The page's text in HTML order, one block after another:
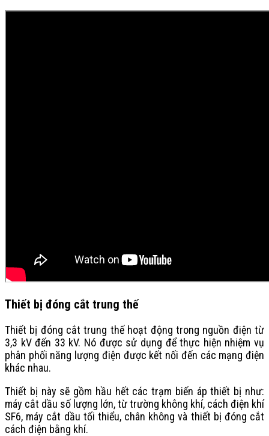
Thiết bị đóng cắt trung thế
Thiết bị đóng cắt trung thế hoạt động trong nguồn điện từ
3,3 kV đến 33 kV. Nó được sử dụng để thực hiện nhiệm vụ
phân phối năng lượng điện được kết nối đến các mạng điện
khác nhau.
Thiết bị này sẽ gồm hầu hết các trạm biến áp thiết bị như:
máy cắt dầu số lượng lớn, từ trường không khí, cách điện khí
SF6, máy cắt dầu tối thiểu, chân không và thiết bị đóng cắt
cách điện bằng khí.